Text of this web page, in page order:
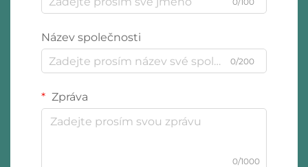
Název společnosti
0/200
Zpráva
0/1000